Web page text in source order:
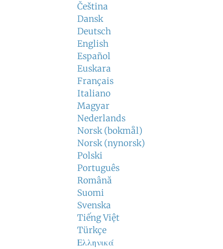
Čeština
Dansk
Deutsch
English
Español
Euskara
Français
Italiano
Magyar
Nederlands
Norsk (bokmål)
Norsk (nynorsk)
Polski
Português
Română
Suomi
Svenska
Tiếng Việt
Türkçe
Ελληνικά